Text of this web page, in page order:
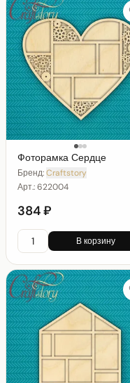
Фоторамка Сердце
Бренд:Craftstory
Арт.:622004
384 ₽
В корзину